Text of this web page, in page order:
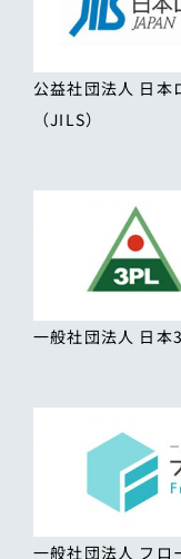
公益社団法人 日本
（JILS）
一般社団法人 日本
一般社団法人 フロ